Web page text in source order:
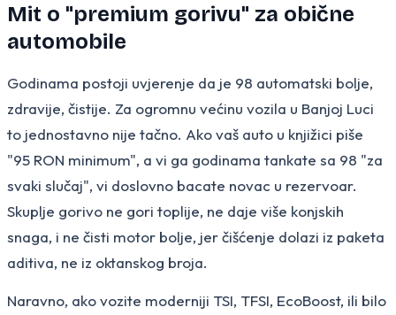
Mit o "premium gorivu" za obične
automobile
Godinama postoji uvjerenje da je 98 automatski bolje,
zdravije, čistije. Za ogromnu većinu vozila u Banjoj Luci
to jednostavno nije tačno. Ako vaš auto u knjižici piše
"95 RON minimum", a vi ga godinama tankate sa 98 "za
svaki slučaj", vi doslovno bacate novac u rezervoar.
Skuplje gorivo ne gori toplije, ne daje više konjskih
snaga, i ne čisti motor bolje, jer čišćenje dolazi iz paketa
aditiva, ne iz oktanskog broja.
Naravno, ako vozite moderniji TSI, TFSI, EcoBoost, ili bilo